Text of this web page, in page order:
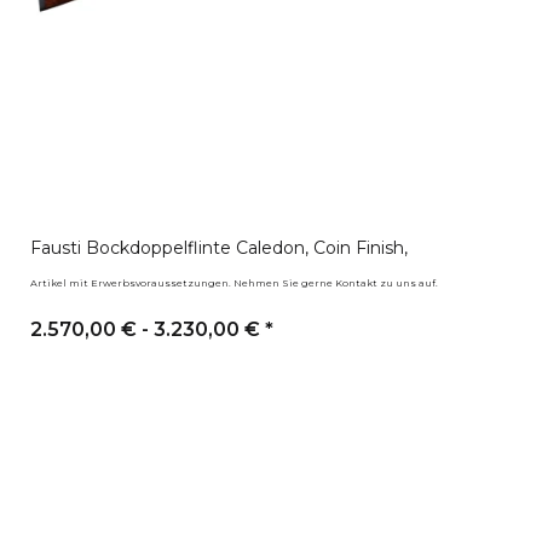
Fausti Bockdoppelflinte Caledon, Coin Finish,
Artikel mit Erwerbsvoraussetzungen. Nehmen Sie gerne Kontakt zu uns auf.
2.570,00 € - 3.230,00 € *